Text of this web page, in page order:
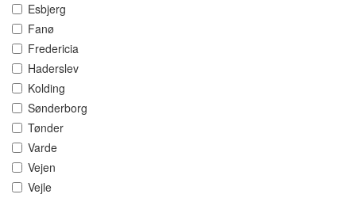
Esbjerg
Fanø
Fredericia
Haderslev
Kolding
Sønderborg
Tønder
Varde
Vejen
Vejle